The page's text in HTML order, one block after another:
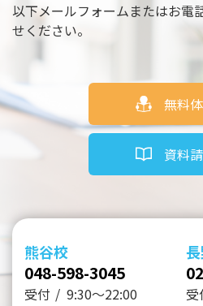
以下メールフォームまたはお電
せください。
無料
資料
熊谷校
048-598-3045
受付 9:30～22:00 受